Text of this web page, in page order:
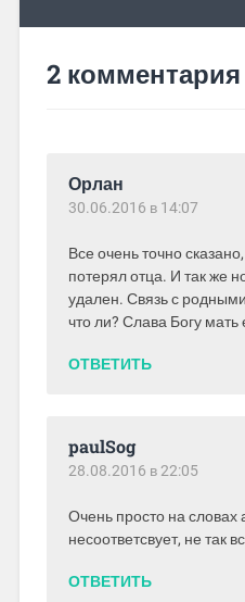
2 комментария
Орлан
30.06.2016 в 14:07
Все очень точно
потерял отца. И так же
удален. Связь с
что ли? Слава Богу
ОТВЕТИТЬ
paulSog
28.08.2016 в 22:05
Очень просто на словах
несоответсвует, не так
ОТВЕТИТЬ